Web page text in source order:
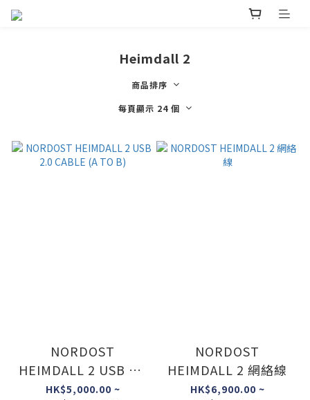
Heimdall 2
商品排序
每頁顯示 24 個
NORDOST
HEIMDALL 2 USB 2.0
CABLE (A TO B)
HK$5,000.00 ~
NORDOST
HEIMDALL 2 網絡線
HK$6,900.00 ~